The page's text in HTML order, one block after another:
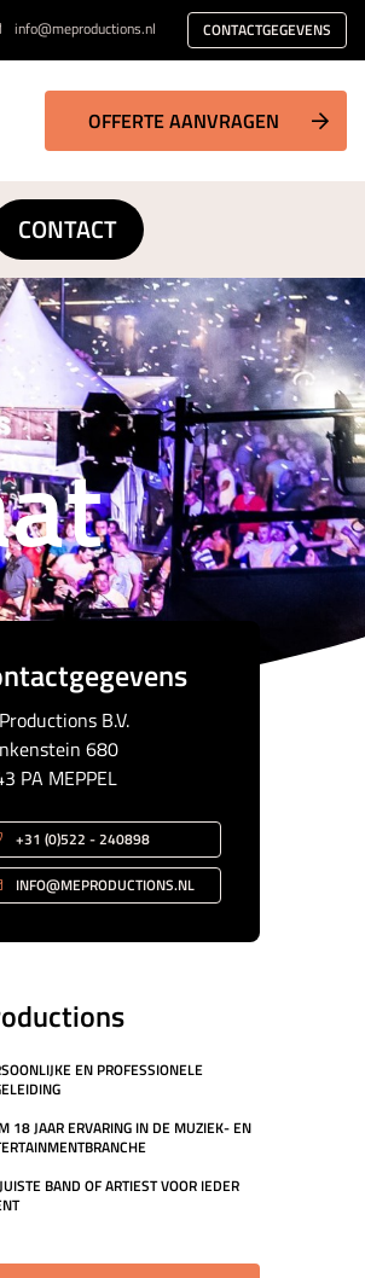
info@meproductions.nl CONTACTGEGEVENS
OFFERTE AANVRAGEN
CONTACT
B.V.
680
PA MEPPEL
+31 (0)522 - 240898
INFO@MEPRODUCTIONS.NL
EN PROFESSIONELE
18 JAAR ERVARING IN DE MUZIEK- EN
BAND OF ARTIEST VOOR IEDER